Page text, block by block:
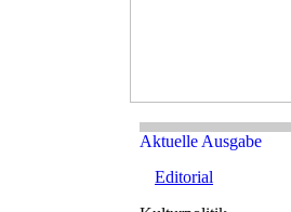
Editorial